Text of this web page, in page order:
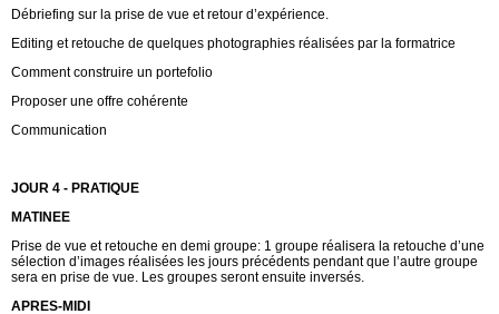
Débriefing sur la prise de vue et retour d’expérience.
Editing et retouche de quelques photographies réalisées par la formatrice
Comment construire un portefolio
Proposer une offre cohérente
Communication
JOUR 4 - PRATIQUE
MATINEE
Prise de vue et retouche en demi groupe: 1 groupe réalisera la retouche d’une
sélection d’images réalisées les jours précédents pendant que l’autre groupe
sera en prise de vue. Les groupes seront ensuite inversés.
APRES-MIDI